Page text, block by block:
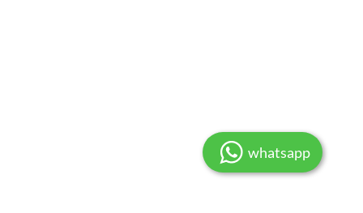
whatsapp